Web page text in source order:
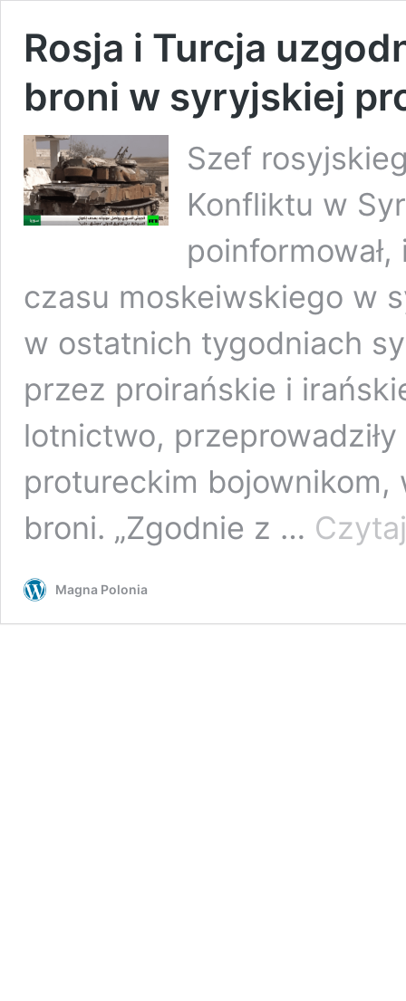
Rosja i Turcja
broni w syryjskiej
Szef
Konfliktu w
czasu moskeiwskiego w
w ostatnich tygodniach
przez proirańskie i
lotnictwo,
protureckim bojownikom,
broni. „Zgodnie z …
Magna Polonia